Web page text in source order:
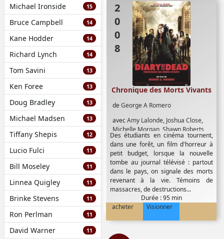
Michael Ironside 15
Bruce Campbell 14
Kane Hodder 14
Richard Lynch 14
Tom Savini 13
Ken Foree 13
Doug Bradley 13
Michael Madsen 13
Tiffany Shepis 12
Lucio Fulci 11
Bill Moseley 11
Linnea Quigley 11
Brinke Stevens 11
Ron Perlman 11
David Warner 11
2008
deGeorge A Romero
avecAmy Lalonde, Joshua Close,
Michelle Morgan, Shawn Roberts
Chronique des Morts Vivants
Des étudiants en cinéma tournent,
dans une forêt, un film d'horreur à
petit budget, lorsque la nouvelle
tombe au journal télévisé : partout
dans le pays, on signale des morts
revenant à la vie. Témoins de
massacres, de destructions...
Durée : 95 min
acheter
Visionner